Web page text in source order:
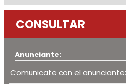
CONSULTAR
Anunciante:
Comunicate con el anunciante: